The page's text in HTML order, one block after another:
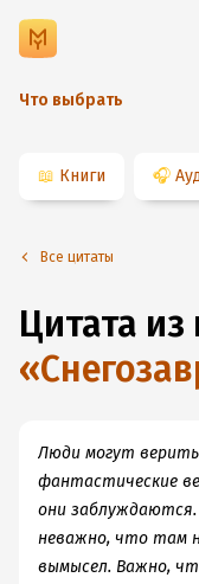
Что выбрать
📖 Книги 🎧
Все цитаты
Цитата из
«
Люди могут
фантастические
они
неважно, что там
вымысел. Важно,